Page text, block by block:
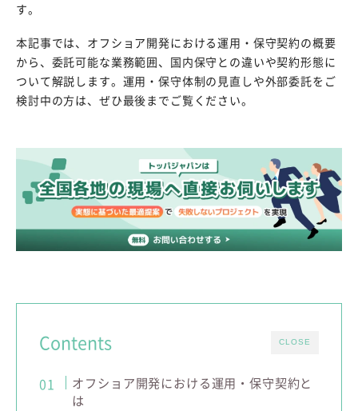
す。
本記事では、オフショア開発における運用・保守契約の概要
から、委託可能な業務範囲、国内保守との違いや契約形態に
ついて解説します。運用・保守体制の見直しや外部委託をご
検討中の方は、ぜひ最後までご覧ください。
CLOSE
Contents
オフショア開発における運用・保守契約と
は